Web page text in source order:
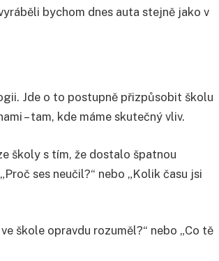
bychom dnes auta stejně jako v
Jde o to postupně přizpůsobit školu
– tam, kde máme skutečný vliv.
školy s tím, že dostalo špatnou
ses neučil?“ nebo „Kolik času jsi
škole opravdu rozuměl?“ nebo „Co tě